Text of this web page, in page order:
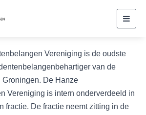
Vereniging is de oudste
van de
De Hanze
Vereniging is intern onderverdeeld in
fractie. De fractie neemt zitting in de